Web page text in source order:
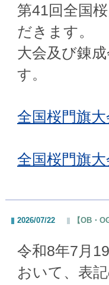
第41回全国
だきます。
大会及び錬
す。
全国桜門旗
全国桜門旗
2026/07/22 【OB・
令和8年7月
おいて、表